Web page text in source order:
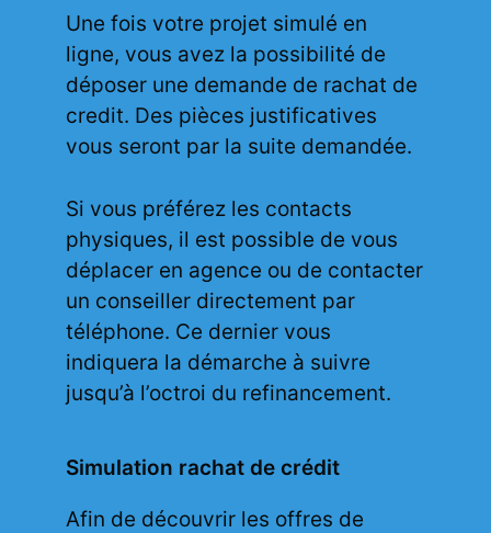
Une fois votre projet simulé en
ligne, vous avez la possibilité de
déposer une demande de rachat de
credit. Des pièces justificatives
vous seront par la suite demandée.
Si vous préférez les contacts
physiques, il est possible de vous
déplacer en agence ou de contacter
un conseiller directement par
téléphone. Ce dernier vous
indiquera la démarche à suivre
jusqu’à l’octroi du refinancement.
Simulation rachat de crédit
Afin de découvrir les offres de